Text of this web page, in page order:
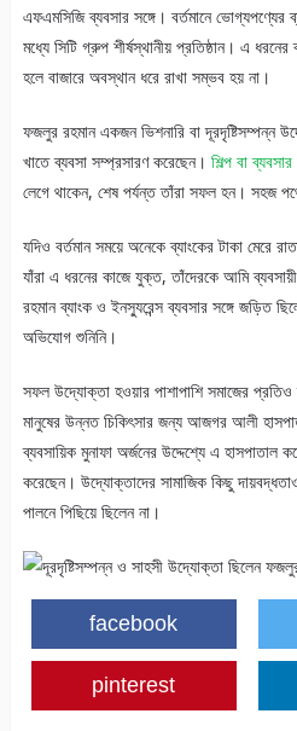
এফএমসিজি ব্যবসার সঙ্গে। বর্তমানে ভোগ্যপণ্যের
মধ্যে সিটি গ্রুপ শীর্ষস্থানীয় প্রতিষ্ঠান। এ
হলে বাজারে অবস্থান ধরে রাখা সম্ভব হয় না।
ফজলুর রহমান একজন ভিশনারি বা দূরদৃষ্টিসম্পন্ন
খাতে ব্যবসা সম্প্রসারণ করেছেন। শিল্প বা ব্যবসার
লেগে থাকেন, শেষ পর্যন্ত তাঁরা সফল হন। সহজ
যদিও বর্তমান সময়ে অনেকে ব্যাংকের টাকা মেরে
যাঁরা এ ধরনের কাজে যুক্ত, তাঁদেরকে আমি
রহমান ব্যাংক ও ইনস্যুরেন্স ব্যবসার সঙ্গে জড়িত
অভিযোগ শুনিনি।
সফল উদ্যোক্তা হওয়ার পাশাপাশি সমাজের প্রতিও
মানুষের উন্নত চিকিৎসার জন্য আজগর আলী
ব্যবসায়িক মুনাফা অর্জনের উদ্দেশ্যে এ হাসপাতাল
করেছেন। উদ্যোক্তাদের সামাজিক কিছু
পালনে পিছিয়ে ছিলেন না।
facebook
pinterest